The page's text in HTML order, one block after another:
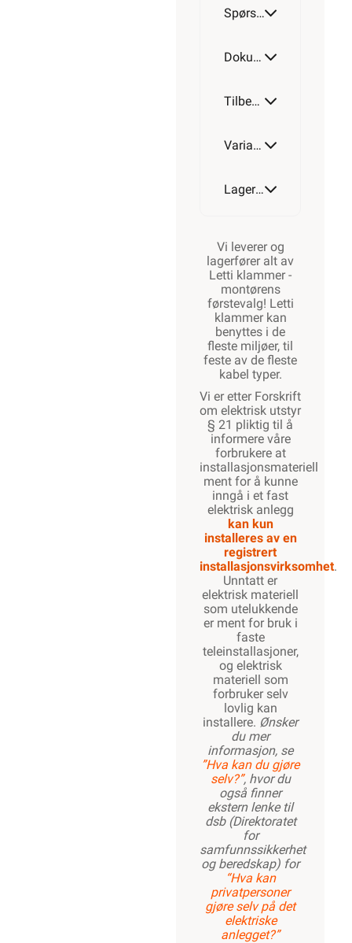
Spørsmål og svar
Dokumentasjon
Tilbehør
Varianter av artikkel
Lagerstatus
Vi leverer og
lagerfører alt av
Letti klammer -
montørens
førstevalg! Letti
klammer kan
benyttes i de
fleste miljøer, til
feste av de fleste
kabel typer.
Vi er etter Forskrift
om elektrisk utstyr
§ 21 pliktig til å
informere våre
forbrukere at
installasjonsmateriell
ment for å kunne
inngå i et fast
elektrisk anlegg
kan kun
installeres av en
registrert
installasjonsvirksomhet.
Unntatt er
elektrisk materiell
som utelukkende
er ment for bruk i
faste
teleinstallasjoner,
og elektrisk
materiell som
forbruker selv
lovlig kan
installere. Ønsker
du mer
informasjon, se
”Hva kan du gjøre
selv?”, hvor du
også finner
ekstern lenke til
dsb (Direktoratet
for
samfunnssikkerhet
og beredskap) for
“Hva kan
privatpersoner
gjøre selv på det
elektriske
anlegget?”